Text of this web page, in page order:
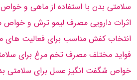
سلامتی بدن با استفاده از ماهی و
اثرات دارویی مصرف لیمو ترش و خواص
انتخاب کفش مناسب برای فعالیت های
فواید مختلف مصرف تخم مرغ برای
خواص شگفت انگیز عسل برای سلامتی